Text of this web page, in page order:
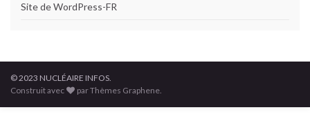
Site de WordPress-FR
© 2023 NUCLÉAIRE INFOS.
Construit avec
par Thèmes Graphene.